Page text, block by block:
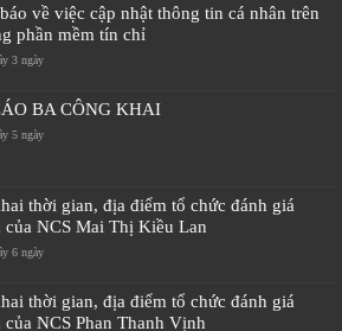
về việc cập nhật thông tin cá nhân trên
phần mềm tín chỉ
3 ngày
BA CÔNG KHAI
5 ngày
thời gian, địa điểm tổ chức đánh giá
của NCS Mai Thị Kiều Lan
6 ngày
thời gian, địa điểm tổ chức đánh giá
của NCS Phan Thanh Vịnh